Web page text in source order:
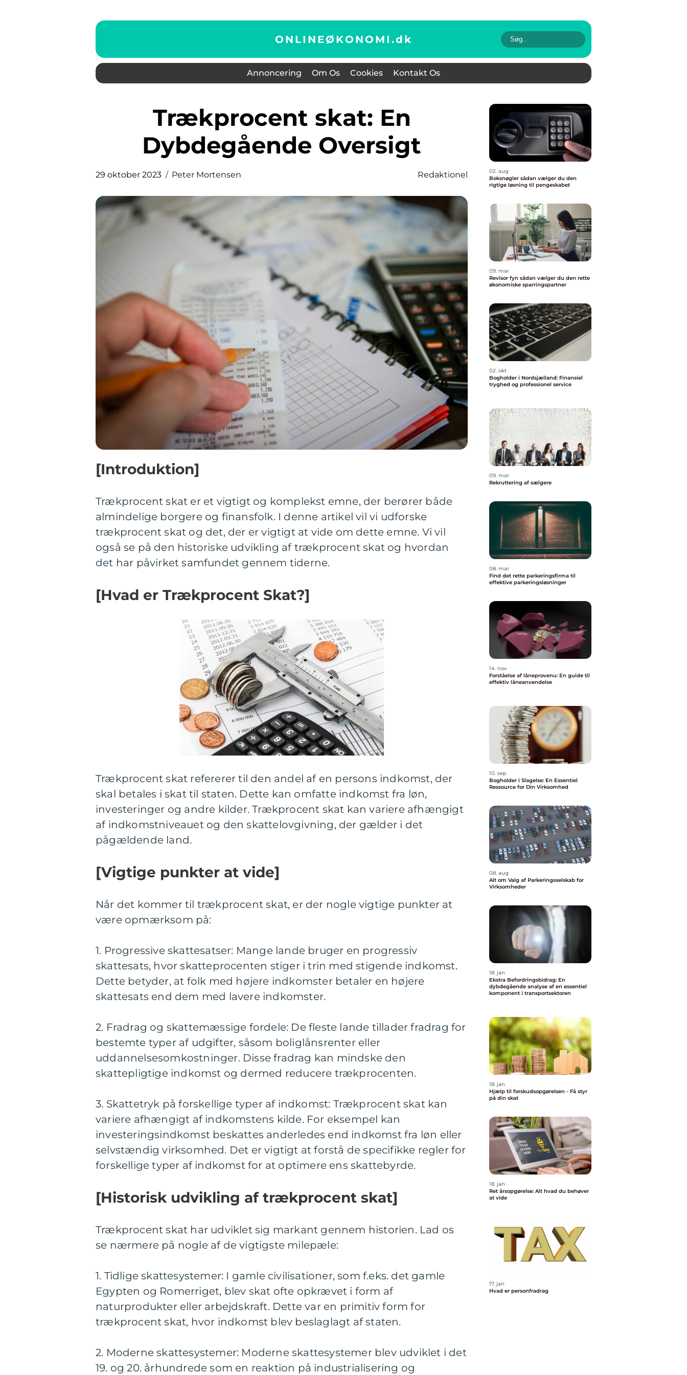
ONLINEØKONOMI.dk
Annoncering Om Os Cookies Kontakt Os
Trækprocent skat: En
Dybdegående Oversigt
29 oktober 2023 Peter Mortensen Redaktionel
[Introduktion]
Trækprocent skat er et vigtigt og komplekst emne, der berører både
almindelige borgere og finansfolk. I denne artikel vil vi udforske
trækprocent skat og det, der er vigtigt at vide om dette emne. Vi vil
også se på den historiske udvikling af trækprocent skat og hvordan
det har påvirket samfundet gennem tiderne.
[Hvad er Trækprocent Skat?]
Trækprocent skat refererer til den andel af en persons indkomst, der
skal betales i skat til staten. Dette kan omfatte indkomst fra løn,
investeringer og andre kilder. Trækprocent skat kan variere afhængigt
af indkomstniveauet og den skattelovgivning, der gælder i det
pågældende land.
[Vigtige punkter at vide]
Når det kommer til trækprocent skat, er der nogle vigtige punkter at
være opmærksom på:
1. Progressive skattesatser: Mange lande bruger en progressiv
skattesats, hvor skatteprocenten stiger i trin med stigende indkomst.
Dette betyder, at folk med højere indkomster betaler en højere
skattesats end dem med lavere indkomster.
2. Fradrag og skattemæssige fordele: De fleste lande tillader fradrag for
bestemte typer af udgifter, såsom boliglånsrenter eller
uddannelsesomkostninger. Disse fradrag kan mindske den
skattepligtige indkomst og dermed reducere trækprocenten.
3. Skattetryk på forskellige typer af indkomst: Trækprocent skat kan
variere afhængigt af indkomstens kilde. For eksempel kan
investeringsindkomst beskattes anderledes end indkomst fra løn eller
selvstændig virksomhed. Det er vigtigt at forstå de specifikke regler for
forskellige typer af indkomst for at optimere ens skattebyrde.
[Historisk udvikling af trækprocent skat]
Trækprocent skat har udviklet sig markant gennem historien. Lad os
se nærmere på nogle af de vigtigste milepæle:
1. Tidlige skattesystemer: I gamle civilisationer, som f.eks. det gamle
Egypten og Romerriget, blev skat ofte opkrævet i form af
naturprodukter eller arbejdskraft. Dette var en primitiv form for
trækprocent skat, hvor indkomst blev beslaglagt af staten.
2. Moderne skattesystemer: Moderne skattesystemer blev udviklet i det
19. og 20. århundrede som en reaktion på industrialisering og
02. aug
Boksnøgler sådan vælger du den
rigtige løsning til pengeskabet
09. mar
Revisor fyn sådan vælger du den rette
økonomiske sparringspartner
02. okt
Bogholder i Nordsjælland: Finansiel
tryghed og professionel service
09. mar
Rekruttering af sælgere
08. mar
Find det rette parkeringsfirma til
effektive parkeringsløsninger
14. nov
Forståelse af låneprovenu: En guide til
effektiv låneanvendelse
10. sep
Bogholder i Slagelse: En Essentiel
Ressource for Din Virksomhed
08. aug
Alt om Valg af Parkeringsselskab for
Virksomheder
18. jan
Ekstra Befordringsbidrag: En
dybdegående analyse af en essentiel
komponent i transportsektoren
18. jan
Hjælp til forskudsopgørelsen - Få styr
på din skat
18. jan
Ret årsopgørelse: Alt hvad du behøver
at vide
17. jan
Hvad er personfradrag